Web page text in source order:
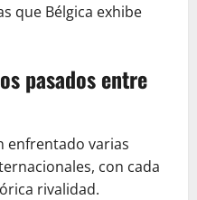
que Bélgica exhibe
pasados entre
enfrentado varias
con cada
rivalidad.